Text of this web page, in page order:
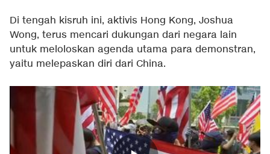
Di tengah kisruh ini, aktivis Hong Kong, Joshua
Wong, terus mencari dukungan dari negara lain
untuk meloloskan agenda utama para demonstran,
yaitu melepaskan diri dari China.